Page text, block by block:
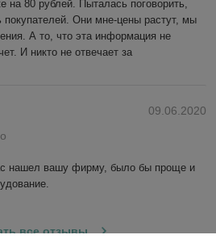
на 80 рублей. Пыталась поговорить,
покупателей. Они мне-цены растут, мы
А то, что эта информация не
И никто не отвечает за
09.06.2020
нашел вашу фирму, было бы проще и
все отзывы